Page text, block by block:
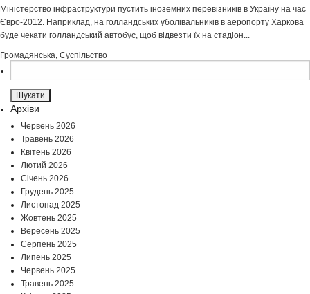
Міністерство інфраструктури пустить іноземних перевізників в Україну на час
Євро-2012. Наприклад, на голландських уболівальників в аеропорту Харкова
буде чекати голландський автобус, щоб відвезти їх на стадіон...
Громадянська, Суспільство
Архіви
Червень 2026
Травень 2026
Квітень 2026
Лютий 2026
Січень 2026
Грудень 2025
Листопад 2025
Жовтень 2025
Вересень 2025
Серпень 2025
Липень 2025
Червень 2025
Травень 2025